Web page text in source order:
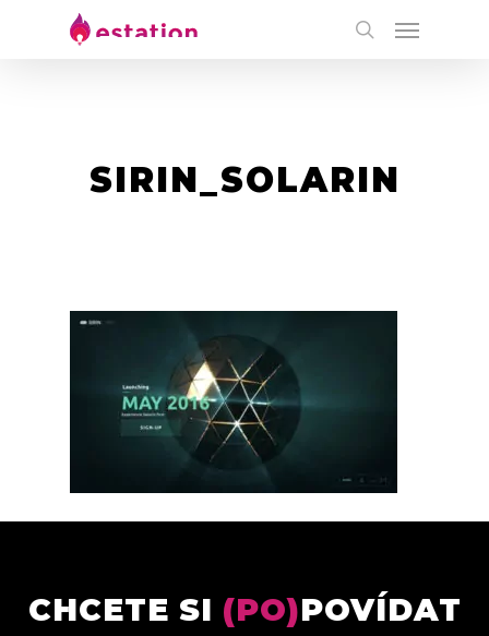
SIRIN_SOLARIN
CHCETE SI (PO)POVÍDAT